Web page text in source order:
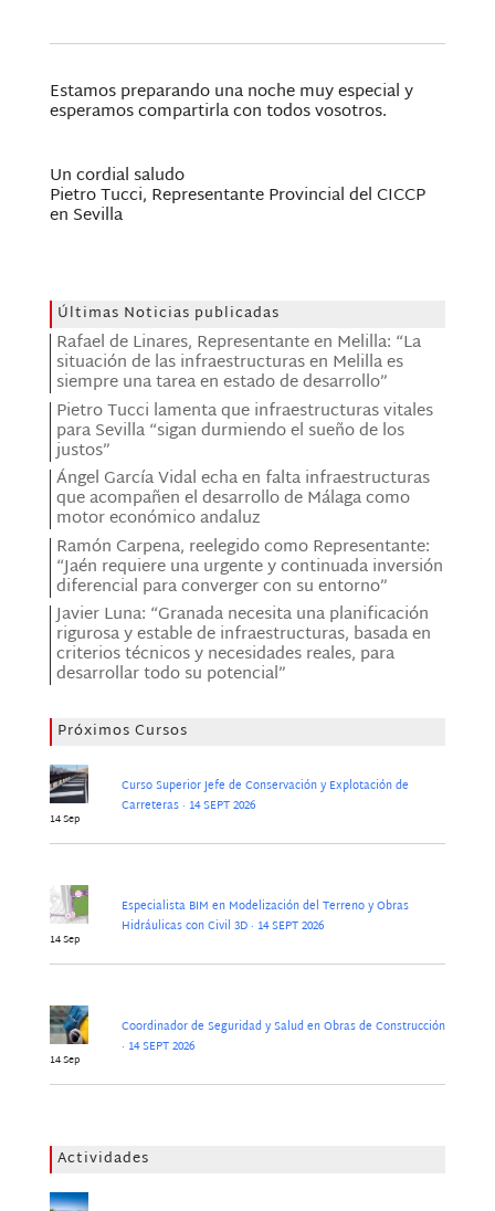
Estamos preparando una noche muy especial y
esperamos compartirla con todos vosotros.
Un cordial saludo
Pietro Tucci, Representante Provincial del CICCP
en Sevilla
Últimas Noticias publicadas
Rafael de Linares, Representante en Melilla: “La
situación de las infraestructuras en Melilla es
siempre una tarea en estado de desarrollo”
Pietro Tucci lamenta que infraestructuras vitales
para Sevilla “sigan durmiendo el sueño de los
justos”
Ángel García Vidal echa en falta infraestructuras
que acompañen el desarrollo de Málaga como
motor económico andaluz
Ramón Carpena, reelegido como Representante:
“Jaén requiere una urgente y continuada inversión
diferencial para converger con su entorno”
Javier Luna: “Granada necesita una planificación
rigurosa y estable de infraestructuras, basada en
criterios técnicos y necesidades reales, para
desarrollar todo su potencial”
Próximos Cursos
14 Sep
Curso Superior Jefe de Conservación y Explotación de
Carreteras · 14 SEPT 2026
14 Sep
Especialista BIM en Modelización del Terreno y Obras
Hidráulicas con Civil 3D · 14 SEPT 2026
14 Sep
Coordinador de Seguridad y Salud en Obras de Construcción
· 14 SEPT 2026
Actividades